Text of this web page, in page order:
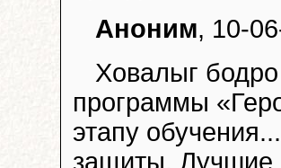
Аноним, 10-
Ховалыг
программы
этапу
защиты. Лучшие